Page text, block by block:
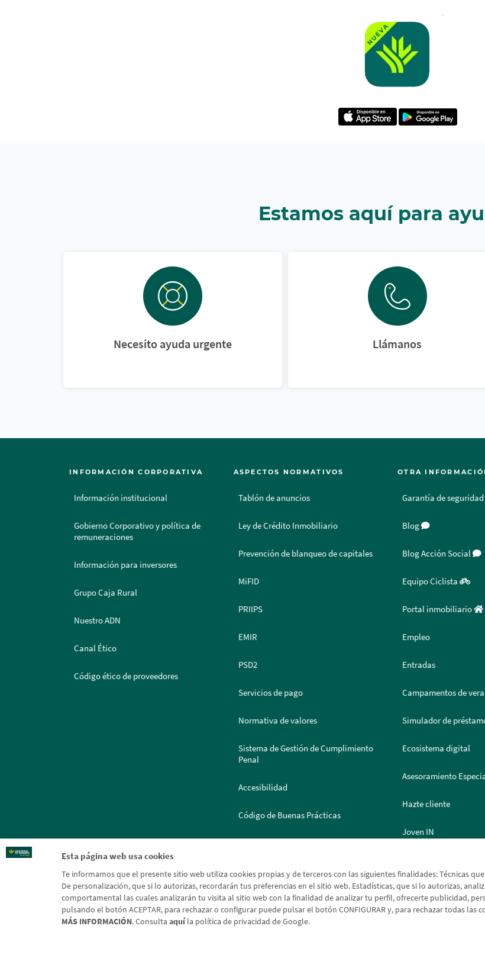
Esta página web usa cookies
Te informamos que el presente sitio web utiliza cookies propias y de terceros con las siguientes finalidades: Técnicas
De personalización, que si lo autorizas, recordarán tus preferencias en el sitio web. Estadísticas, que si lo autorizas,
comportamental las cuales analizarán tu visita al sitio web con la finalidad de analizar tu perfil, ofrecerte publicidad,
pulsando el botón ACEPTAR, para rechazar o configurar puede pulsar el botón CONFIGURAR y, para rechazar todas
MÁS INFORMACIÓN. Consulta aquíla política de privacidad de Google.
Estamos aquí para
Necesito ayuda urgente Llámanos
INFORMACIÓN CORPORATIVA
Información institucional
Gobierno Corporativo y política de
remuneraciones
Información para inversores
Grupo Caja Rural
Nuestro ADN
Canal Ético
Código ético de proveedores
ASPECTOS NORMATIVOS
Tablón de anuncios
Ley de Crédito Inmobiliario
Prevención de blanqueo de capitales
MiFID
PRIIPS
EMIR
PSD2
Servicios de pago
Normativa de valores
Sistema de Gestión de Cumplimiento
Penal
Accesibilidad
Código de Buenas Prácticas
OTRA
Garantía de seguridad
Blog
Blog Acción Social
Equipo Ciclista
Portal inmobiliario
Empleo
Entradas
Campamentos de
Simulador de
Ecosistema digital
Asesoramiento
Hazte cliente
Joven IN